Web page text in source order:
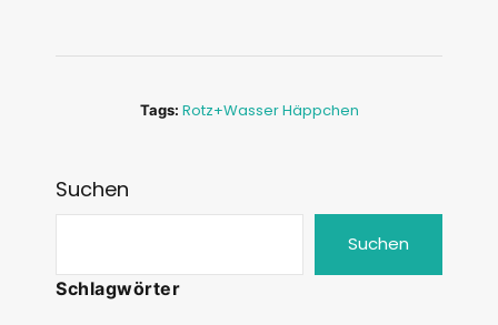
Tags: Rotz+wasser Häppchen
Suchen
Suchen
Schlagwörter